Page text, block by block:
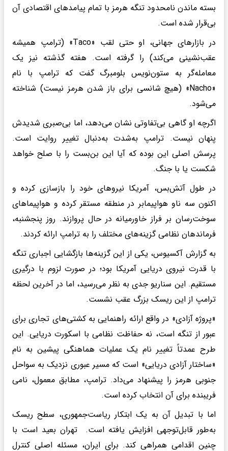
بسته ماندن نامحدود تنگه هرمز با تمام پیامدهای اقتصادی آن
بی‌قرار شده است.
در بازارهای جهانی، او حتی لقب «Taco» (ترامپ همیشه
عقب‌نشینی می‌کند) را گرفته است. هفته گذشته نیز یک
معامله‌گر به ستون‌نویس بلومبرگ گفت که ترامپ با نام
«Nacho» (هیچ شانسی برای باز شدن هرمز نیست) شناخته
می‌شود.
اگرچه او گاهی بی‌تفاوتی نشان می‌دهد، اما بی‌صبری شدیدش
پنهان نیست. ترامپ به‌شدت به‌دنبال تغییر روایت است.
پرسش اصلی این بوده که آیا این بن‌بست را با صلح خواهد
شکست یا با جنگ.
در طول آتش‌بس، آمریکا نیروهای خود را بازسازی کرده و
اکنون سه ناو هواپیمابر در منطقه مستقر کرده و هواپیماهای
سوخت‌رسان بر فراز خاورمیانه در حال پروازند. روز پنجشنبه،
فرماندهان نظامی گزینه‌های مختلف را به ترامپ ارائه کردند.
به گزارش آکسیوس، یکی از این گزینه‌ها بازگشایی اجباری تنگه
با قدرت نیروی دریایی آمریکا بود؛ در صورت لزوم با درگیری
مستقیم. این سناریو جدی به نظر می‌رسید، اما در آخرین لحظه
ترامپ از این ریسک بزرگ عقب نشست.
«پروژه آزادی» در واقع ارائه راهنمایی به کشتی‌های تجاری برای
عبور از تنگه است، نه حفاظت نظامی با اسکورت دریایی. این
طرح عمدتاً تغییر نام یک عملیات هماهنگی پیشین به نام
«ساختار آزادی دریایی» است که مسیر عبوری نزدیک به سواحل
جنوبی هرمز را پیشنهاد می‌داد. ترامپ، مطابق معمول، نامی
فریبنده برای آن انتخاب کرده است.
اما با تبدیل آن به یک ابتکار ریاست‌جمهوری، سطح ریسک
به‌طور قابل‌توجهی افزایش یافته است. تهران بعید است با
چنین اقدامی همراهی کند. برای ایران، مسئله اصلی کنترل